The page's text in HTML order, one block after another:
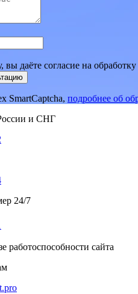
даёте согласие на
SmartCaptcha, подробнее об
и СНГ
24/7
работоспособности сайта